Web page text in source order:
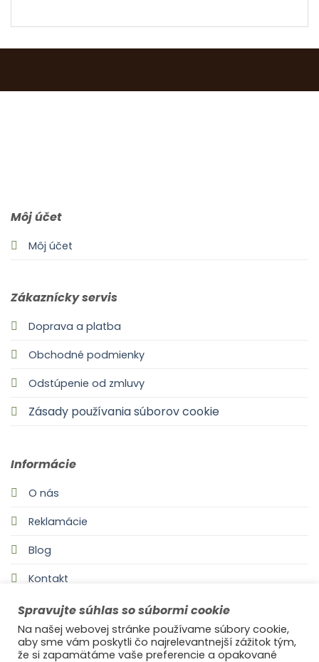
Môj účet
Môj účet
Zákaznícky servis
Doprava a platba
Obchodné podmienky
Odstúpenie od zmluvy
Zásady používania súborov cookie
Informácie
O nás
Reklamácie
Blog
Kontakt
Spravujte súhlas so súbormi cookie
Na našej webovej stránke používame súbory cookie,
aby sme vám poskytli čo najrelevantnejší zážitok tým,
že si zapamätáme vaše preferencie a opakované